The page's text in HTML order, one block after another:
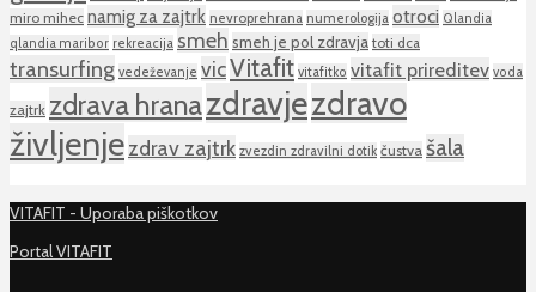
miro mihec namig za zajtrk nevroprehrana numerologija otroci Qlandia
qlandia maribor rekreacija smeh smeh je pol zdravja toti dca
transurfing vedeževanje vicVitafit vitafitko vitafit prireditev voda
zajtrk zdrava hranazdravjezdravo
življenjezdrav zajtrk zvezdin zdravilni dotik čustva šala
VITAFIT - Uporaba piškotkov
Portal VITAFIT